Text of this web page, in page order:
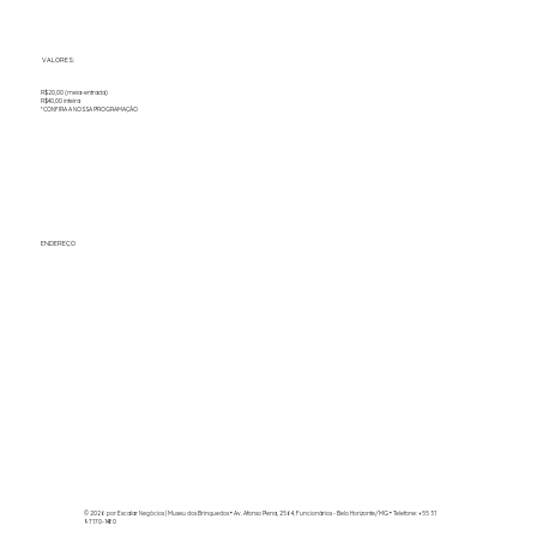
ENDEREÇO
VALORES:
R$20,00 (meia-entrada)
R$40,00 inteira
*CONFIRA A NOSSA PROGRAMAÇÃO
© 2026 por Escalar Negócios | Museu dos Brinquedos• Av. Afonso Pena, 2564, Funcionários - Belo Horizonte/MG • Telefone: +55 31
97170-1480